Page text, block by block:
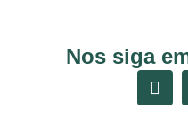
Nos siga